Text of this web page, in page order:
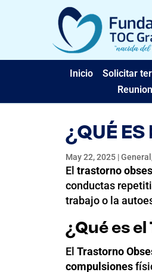
Inicio Solicitar
¿QUÉ
May 22, 2025|General
El trastorno
conductas
trabajo o la
¿Qué es el
El Trastorno
compulsiones